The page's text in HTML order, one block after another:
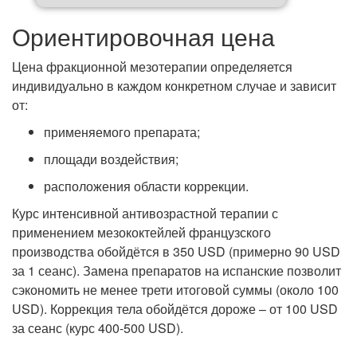
Ориентировочная цена
Цена фракционной мезотерапии определяется
индивидуально в каждом конкретном случае и зависит
от:
применяемого препарата;
площади воздействия;
расположения области коррекции.
Курс интенсивной антивозрастной терапии с
применением мезококтейлей французского
производства обойдётся в 350 USD (примерно 90 USD
за 1 сеанс). Замена препаратов на испанские позволит
сэкономить не менее трети итоговой суммы (около 100
USD). Коррекция тела обойдётся дороже – от 100 USD
за сеанс (курс 400-500 USD).